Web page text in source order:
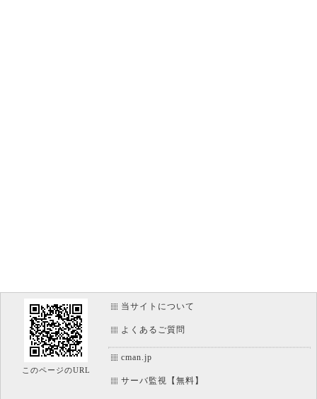
このページのURL
当サイトについて
よくあるご質問
cman.jp
サーバ監視【無料】